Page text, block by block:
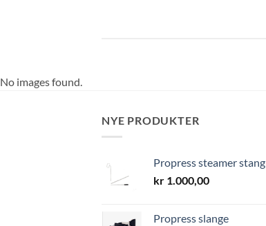
No images found.
NYE PRODUKTER
Propress steamer stang
kr 1.000,00
Propress slange